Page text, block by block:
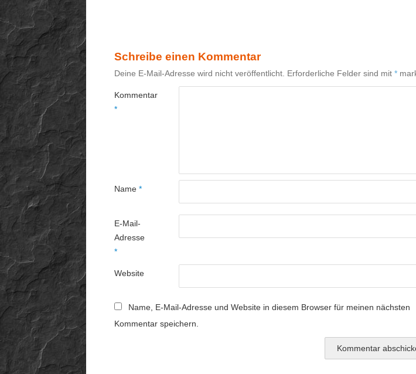
Schreibe einen Kommentar
Deine E-Mail-Adresse wird nicht veröffentlicht. Erforderliche Felder sind mit *
Kommentar
*
Name *
E-Mail-
Adresse
*
Website
Name, E-Mail-Adresse und Website in diesem Browser für meinen nächsten
Kommentar speichern.